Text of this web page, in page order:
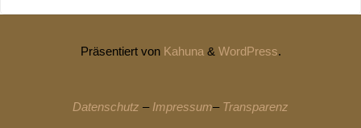
Präsentiert vonKahuna & WordPress.
Datenschutz – Impressum– Transparenz